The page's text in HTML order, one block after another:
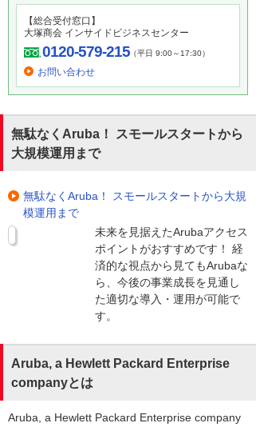
【総合受付窓口】
大塚商会 インサイドビジネスセンター
0120-579-215（平日 9:00～17:30）
お問い合わせ
無駄なくAruba！ スモールスタートから
大規模運用まで
無駄なくAruba！ スモールスタートから大規
模運用まで
未来を見据えたArubaアクセス
ポイントがおすすめです！ 経
済的な視点から見てもArubaな
ら、今後の事業成長を見通し
た適切な導入・運用が可能で
す。
Aruba, a Hewlett Packard Enterprise
companyとは
Aruba, a Hewlett Packard Enterprise company